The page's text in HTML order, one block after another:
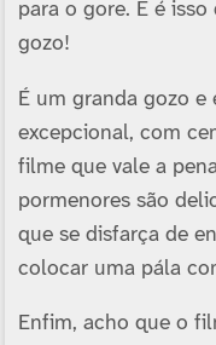
para o gore. E é
gozo!
É um granda gozo
excepcional, com
filme que vale a
pormenores são
que se disfarça de
colocar uma pála
Enfim, acho que o